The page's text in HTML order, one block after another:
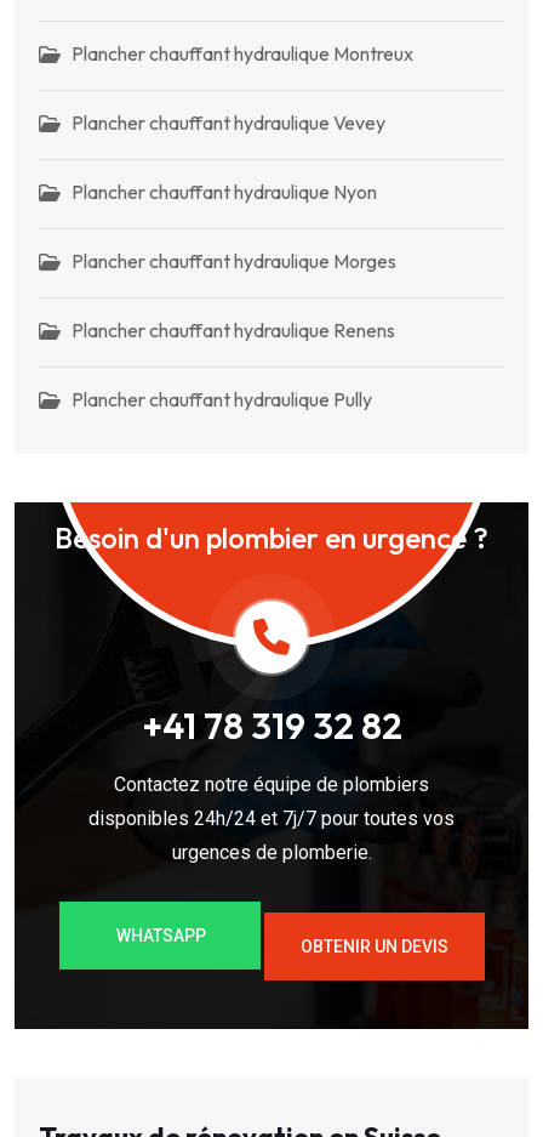
Plancher chauffant hydraulique Montreux
Plancher chauffant hydraulique Vevey
Plancher chauffant hydraulique Nyon
Plancher chauffant hydraulique Morges
Plancher chauffant hydraulique Renens
Plancher chauffant hydraulique Pully
Besoin d'un plombier en urgence ?
+41 78 319 32 82
Contactez notre équipe de plombiers
disponibles 24h/24 et 7j/7 pour toutes vos
urgences de plomberie.
WHATSAPP
OBTENIR UN DEVIS